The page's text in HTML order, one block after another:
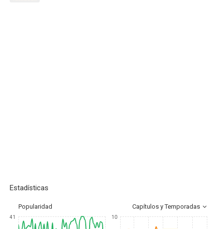
Estadísticas
Popularidad Capítulos y Temporadas
41 10